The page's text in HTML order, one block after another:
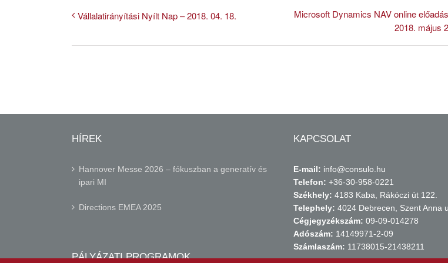
Vállalatirányítási Nyílt Nap – 2018. 04. 18.
Microsoft Dynamics NAV online
2018. május
HÍREK
Hannover Messe 2026 – fókuszban a generatív és
ipari MI
Directions EMEA 2025
PÁLYÁZATI PROGRAMOK
KAPCSOLAT
E-mail: info@consulo.hu
Telefon: +36-30-958-0221
Székhely: 4183 Kaba, Rákóczi út 122.
Telephely: 4024 Debrecen, Szent Anna
Cégjegyzékszám: 09-09-014278
Adószám: 14149971-2-09
Számlaszám: 11738015-21438211